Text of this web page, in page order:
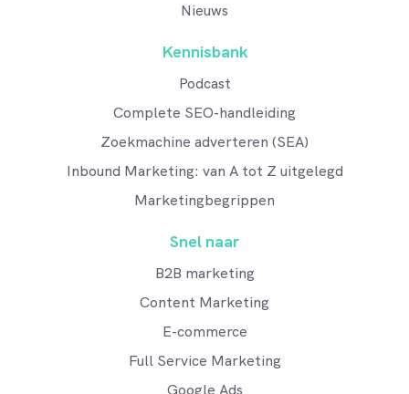
Nieuws
Kennisbank
Podcast
Complete SEO-handleiding
Zoekmachine adverteren (SEA)
Inbound Marketing: van A tot Z uitgelegd
Marketingbegrippen
Snel naar
B2B marketing
Content Marketing
E-commerce
Full Service Marketing
Google Ads